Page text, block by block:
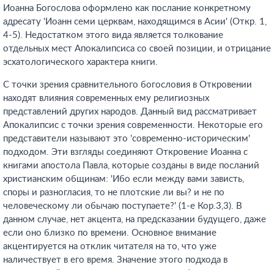
Иоанна Богослова оформлено как послание конкретному
адресату 'Иоанн семи церквам, находящимся в Асии' (Откр. 1,
4-5). Недостатком этого вида является толкование
отдельных мест Апокалипсиса со своей позиции, и отрицание
эсхатологического характера книги.
С точки зрения сравнительного богословия в Откровении
находят влияния современных ему религиозных
представлений других народов. Данный вид рассматривает
Апокалипсис с точки зрения современности. Некоторые его
представители называют это 'современно-историческим'
подходом. Эти взгляды соединяют Откровение Иоанна с
книгами апостола Павла, которые созданы в виде посланий
христианским общинам: 'Ибо если между вами зависть,
споры и разногласия, то не плотские ли вы? и не по
человеческому ли обычаю поступаете?' (1-е Кор.3,3). В
данном случае, нет акцента, на предсказании будущего, даже
если оно близко по времени. Основное внимание
акцентируется на отклик читателя на то, что уже
наличествует в его время. Значение этого подхода в